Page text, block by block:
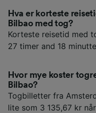
Hva er korteste
Bilbao med tog?
Korteste reisetid med
27 timer and 18
Hvor mye koster
Bilbao?
Togbilletter fra
lite som 3 135,67 kr